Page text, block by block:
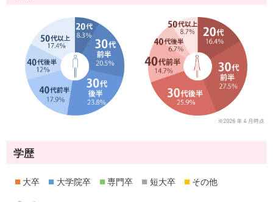
学歴
■ 大卒 ■ 大学院卒 ■専門卒 ■ 短大卒 ■ その他